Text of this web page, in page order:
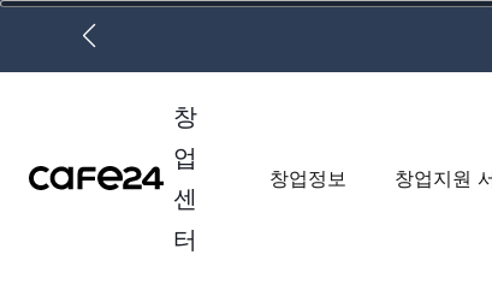
네비게이션 바로가기
본문 바로가기
창
업
센
터
창업정보 창업지원